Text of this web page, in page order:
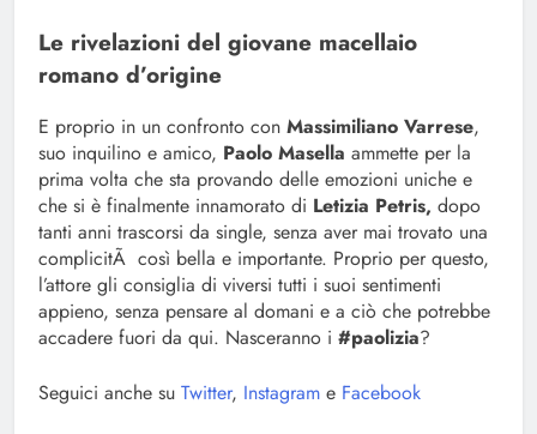
Le rivelazioni del giovane macellaio
romano d’origine
E proprio in un confronto con Massimiliano Varrese,
suo inquilino e amico, Paolo Masella ammette per la
prima volta che sta provando delle emozioni uniche e
che si è finalmente innamorato di Letizia Petris, dopo
tanti anni trascorsi da single, senza aver mai trovato una
complicitÃ così bella e importante. Proprio per questo,
l’attore gli consiglia di viversi tutti i suoi sentimenti
appieno, senza pensare al domani e a ciò che potrebbe
accadere fuori da qui. Nasceranno i #paolizia?
Seguici anche su Twitter, Instagram e Facebook